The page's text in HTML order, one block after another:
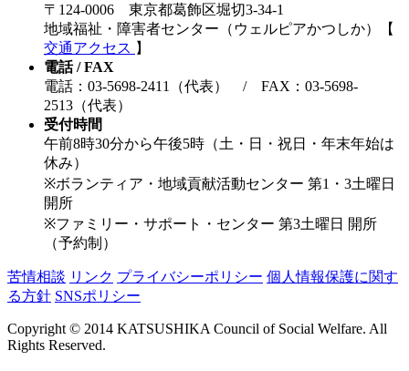
〒124-0006 東京都葛飾区堀切3-34-1
地域福祉・障害者センター（ウェルピアかつしか）【
交通アクセス 】
電話 / FAX
電話：03-5698-2411（代表） / FAX：03-5698-
2513（代表）
受付時間
午前8時30分から午後5時（土・日・祝日・年末年始は
休み）
※ボランティア・地域貢献活動センター 第1・3土曜日
開所
※ファミリー・サポート・センター 第3土曜日 開所
（予約制）
苦情相談 リンク プライバシーポリシー 個人情報保護に関す
る方針 SNSポリシー
Copyright © 2014 KATSUSHIKA Council of Social Welfare. All
Rights Reserved.